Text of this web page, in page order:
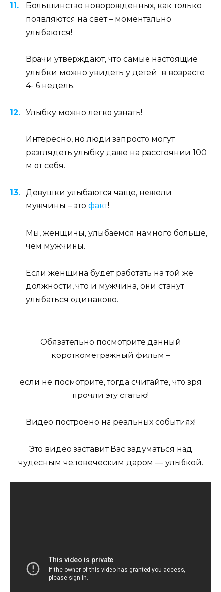
Большинство новорожденных, как только
появляются на свет – моментально
улыбаются!
Врачи утверждают, что самые настоящие
улыбки можно увидеть у детей в возрасте
4- 6 недель.
Улыбку можно легко узнать!
Интересно, но люди запросто могут
разглядеть улыбку даже на расстоянии 100
м от себя.
Девушки улыбаются чаще, нежели
мужчины – это факт!
Мы, женщины, улыбаемся намного больше,
чем мужчины.
Если женщина будет работать на той же
должности, что и мужчина, они станут
улыбаться одинаково.
Обязательно посмотрите данный
короткометражный фильм –
если не посмотрите, тогда считайте, что зря
прочли эту статью!
Видео построено на реальных событиях!
Это видео заставит Вас задуматься над
чудесным человеческим даром — улыбкой.